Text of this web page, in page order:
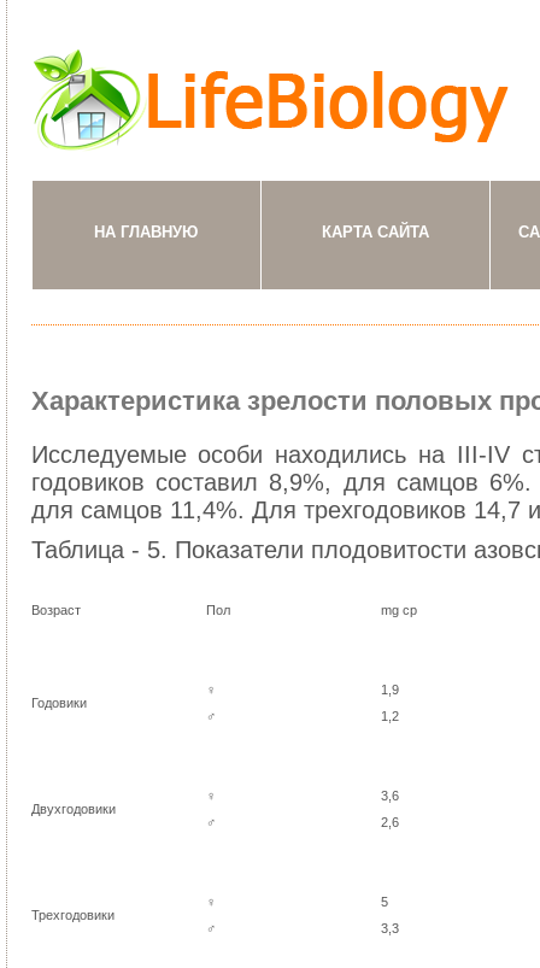
НА ГЛАВНУЮ КАРТА САЙТА
Характеристика зрелости половых
Исследуемые особи находились на III-IV
годовиков составил 8,9%, для самцов
для самцов 11,4%. Для трехгодовиков 14,7
Таблица - 5. Показатели плодовитости
Возраст Пол mg cp
Годовики
♀
♂
1,9
1,2
Двухгодовики
♀
♂
3,6
2,6
Трехгодовики
♀
♂
5
3,3